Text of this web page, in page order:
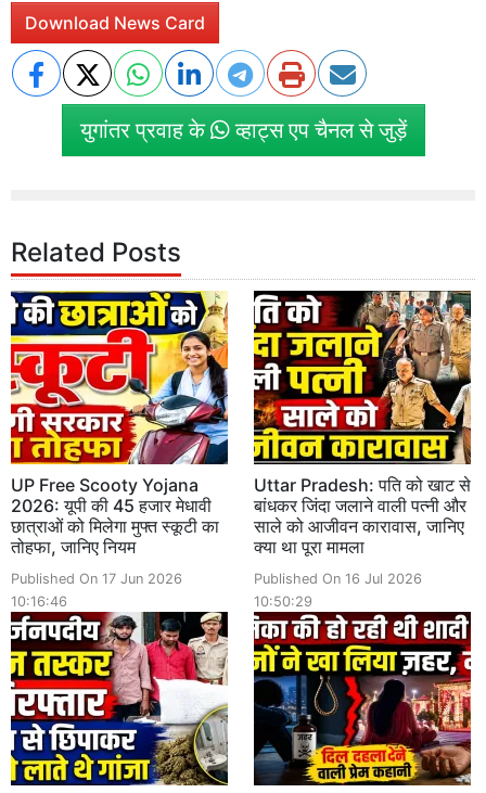
Download News Card
युगांतर प्रवाह के व्हाट्स एप चैनल से जुड़ें
Related Posts
UP Free Scooty Yojana
2026: यूपी की 45 हजार मेधावी
छात्राओं को मिलेगा मुफ्त स्कूटी का
तोहफा, जानिए नियम
Published On 17 Jun 2026
10:16:46
Uttar Pradesh: पति को खाट से
बांधकर जिंदा जलाने वाली पत्नी और
साले को आजीवन कारावास, जानिए
क्या था पूरा मामला
Published On 16 Jul 2026
10:50:29